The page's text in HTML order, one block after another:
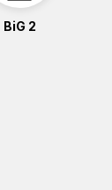
BiG 2